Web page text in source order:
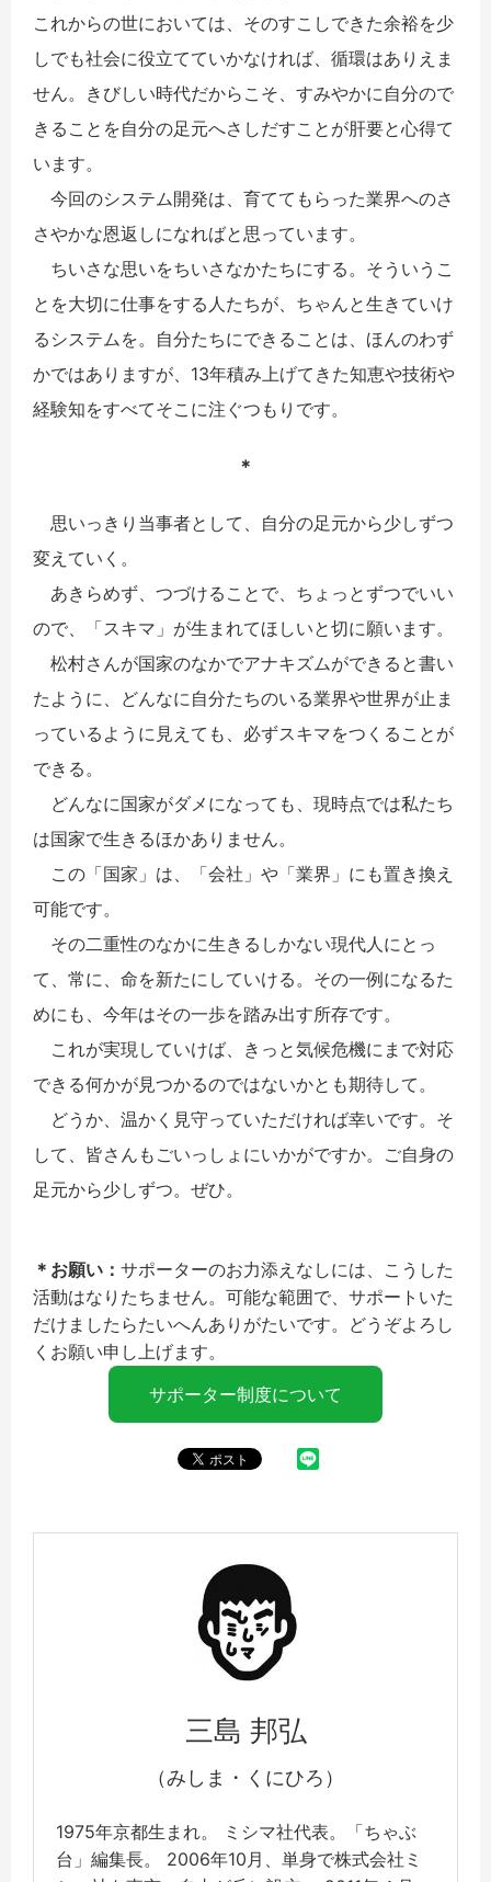
これからの世においては、そのすこしできた余裕を少
しでも社会に役立てていかなければ、循環はありえま
せん。きびしい時代だからこそ、すみやかに自分ので
きることを自分の足元へさしだすことが肝要と心得て
います。
今回のシステム開発は、育ててもらった業界へのさ
さやかな恩返しになればと思っています。
ちいさな思いをちいさなかたちにする。そういうこ
とを大切に仕事をする人たちが、ちゃんと生きていけ
るシステムを。自分たちにできることは、ほんのわず
かではありますが、13年積み上げてきた知恵や技術や
経験知をすべてそこに注ぐつもりです。
＊
思いっきり当事者として、自分の足元から少しずつ
変えていく。
あきらめず、つづけることで、ちょっとずつでいい
ので、「スキマ」が生まれてほしいと切に願います。
松村さんが国家のなかでアナキズムができると書い
たように、どんなに自分たちのいる業界や世界が止ま
っているように見えても、必ずスキマをつくることが
できる。
どんなに国家がダメになっても、現時点では私たち
は国家で生きるほかありません。
この「国家」は、「会社」や「業界」にも置き換え
可能です。
その二重性のなかに生きるしかない現代人にとっ
て、常に、命を新たにしていける。その一例になるた
めにも、今年はその一歩を踏み出す所存です。
これが実現していけば、きっと気候危機にまで対応
できる何かが見つかるのではないかとも期待して。
どうか、温かく見守っていただければ幸いです。そ
して、皆さんもごいっしょにいかがですか。ご自身の
足元から少しずつ。ぜひ。
＊お願い： サポーターのお力添えなしには、こうした
活動はなりたちません。可能な範囲で、サポートいた
だけましたらたいへんありがたいです。どうぞよろし
くお願い申し上げます。
サポーター制度について
三島 邦弘
（みしま・くにひろ）
1975年京都生まれ。 ミシマ社代表。「ちゃぶ
台」編集長。 2006年10月、単身で株式会社ミ